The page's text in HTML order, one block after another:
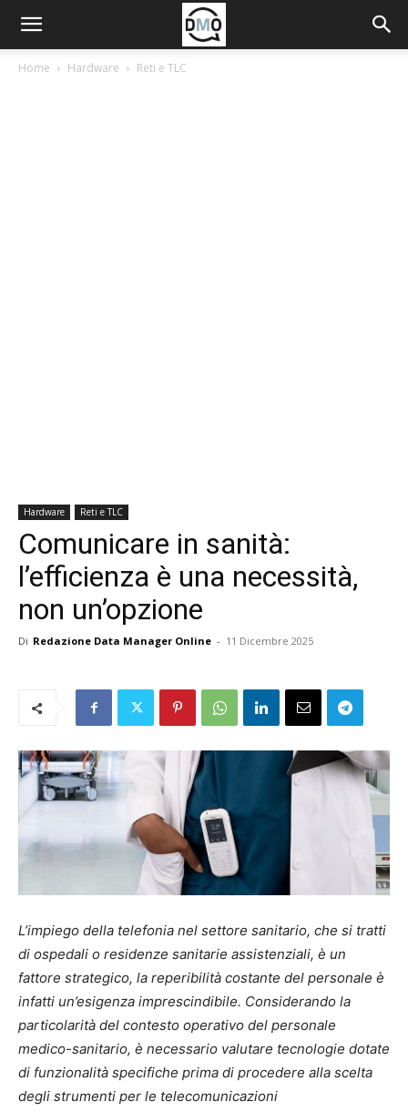
Home Hardware Reti e TLC
Hardware Reti e TLC
Comunicare in sanità:
l’efficienza è una necessità,
non un’opzione
Di Redazione Data Manager Online - 11 Dicembre 2025
L’impiego della telefonia nel settore sanitario, che si tratti
di ospedali o residenze sanitarie assistenziali, è un
fattore strategico, la reperibilità costante del personale è
infatti un’esigenza imprescindibile. Considerando la
particolarità del contesto operativo del personale
medico-sanitario, è necessario valutare tecnologie dotate
di funzionalità specifiche prima di procedere alla scelta
degli strumenti per le telecomunicazioni